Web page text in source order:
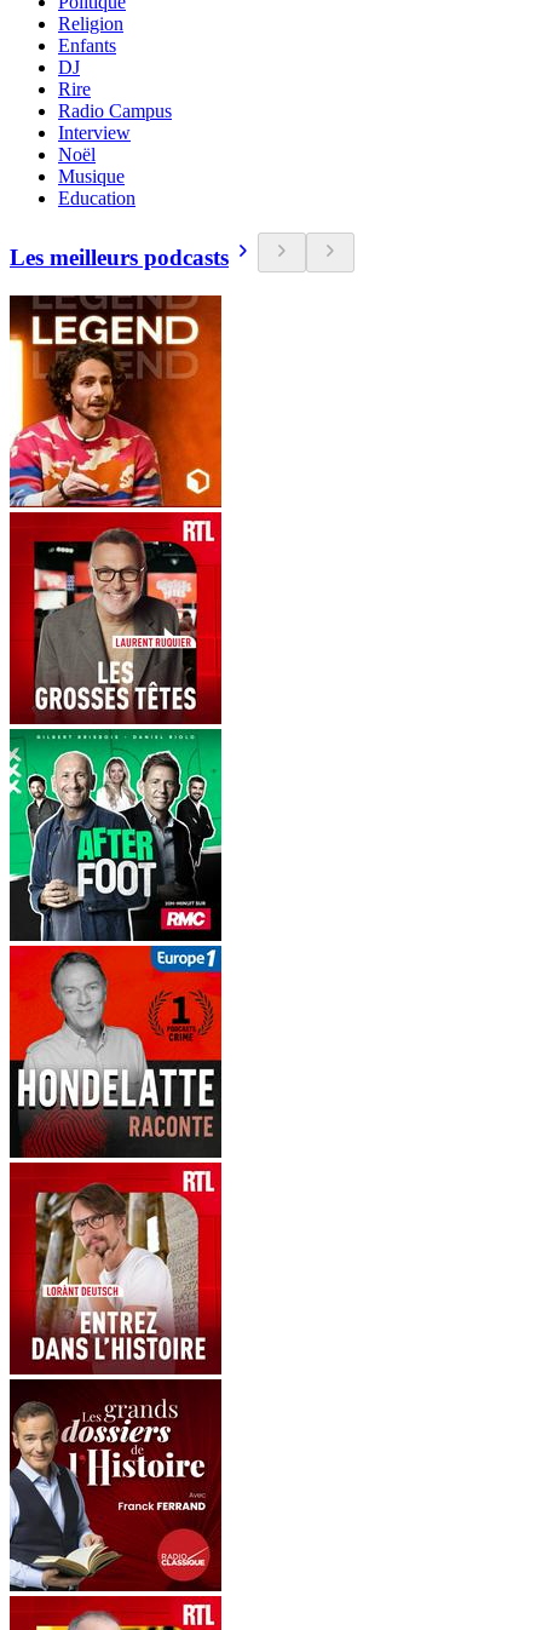
Religion
Enfants
DJ
Rire
Radio Campus
Interview
Noël
Musique
Education
Les meilleurs podcasts